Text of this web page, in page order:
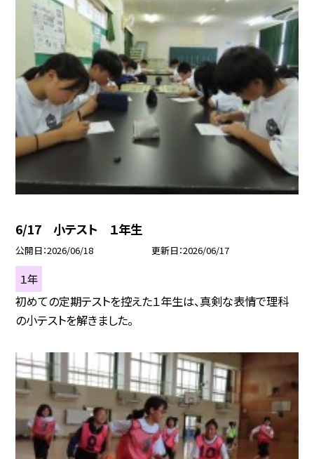
6/17 小テスト １年生
公開日 2026/06/18 更新日 2026/06/17
１年
初めての定期テストを控えた１年生は、真剣な表情で理科
の小テストを解きました。